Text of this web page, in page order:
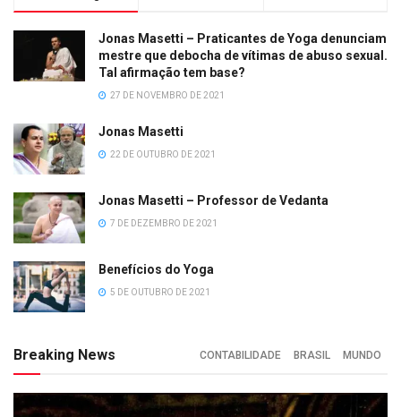
Jonas Masetti – Praticantes de Yoga denunciam
mestre que debocha de vítimas de abuso sexual.
Tal afirmação tem base?
27 DE NOVEMBRO DE 2021
Jonas Masetti
22 DE OUTUBRO DE 2021
Jonas Masetti – Professor de Vedanta
7 DE DEZEMBRO DE 2021
Benefícios do Yoga
5 DE OUTUBRO DE 2021
Breaking News CONTABILIDADE BRASIL MUNDO